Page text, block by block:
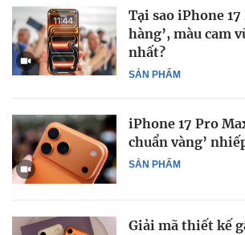
SẢN PHẨM
Tại sao iPhone
hàng’, màu cam
nhất?
SẢN PHẨM
iPhone 17 Pro
chuẩn vàng’
Giải mã thiết kế